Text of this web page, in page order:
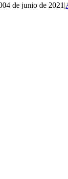
4 de junio de 2021 |